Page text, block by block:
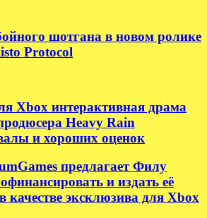
шотгана в новом ролике
Protocol
Xbox интерактивная драма
Heavy Rain
и хороших оценок
предлагает Филу
и издать её
качестве эксклюзива для Xbox